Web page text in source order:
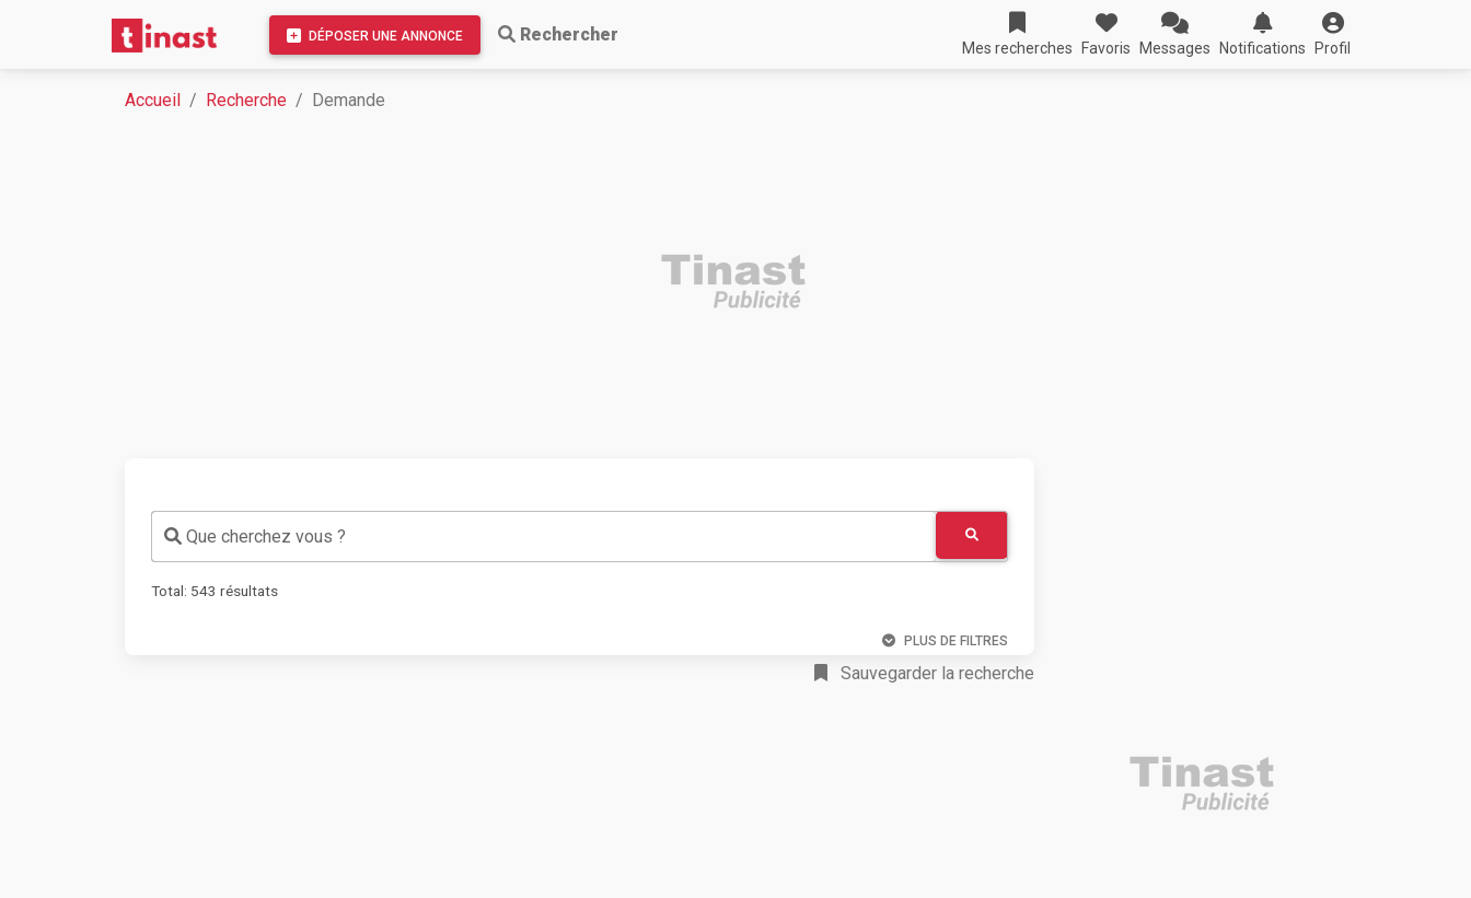
DÉPOSER UNE ANNONCE Rechercher
Mes recherches Favoris Messages Notifications Profil
Accueil Recherche Demande
Que cherchez vous ?
Total: 543 résultats
PLUS DE FILTRES
Sauvegarder la recherche